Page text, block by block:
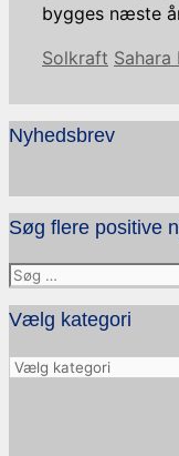
bygges næste
Kategorier
Solkraft Tags
Sahara
Nyhedsbrev
Søg flere positive
Søg
efter:
Vælg kategori
Vælg